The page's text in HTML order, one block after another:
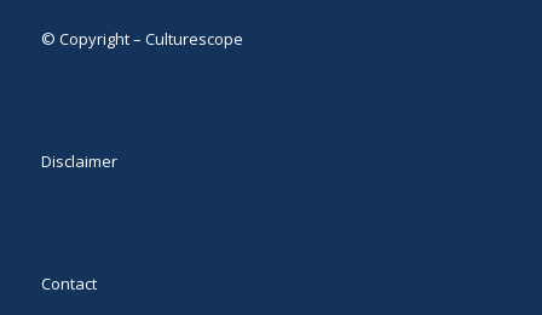
© Copyright – Culturescope
Disclaimer
Contact